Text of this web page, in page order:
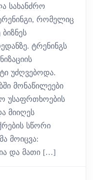
სახანძრო
რომელიც
ტრენინგს
უძღვებოდა.
მონაწილეები
უსაფრთხოების
მიიღეს
სწორი
მოიცვა:
და მათი […]